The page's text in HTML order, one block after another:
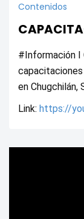
Contenidos
#Información I
en Chugchilán,
Link: https://